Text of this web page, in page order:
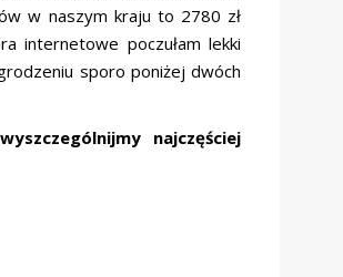
w naszym kraju to 2780 zł
internetowe poczułam lekki
sporo poniżej dwóch
najczęściej